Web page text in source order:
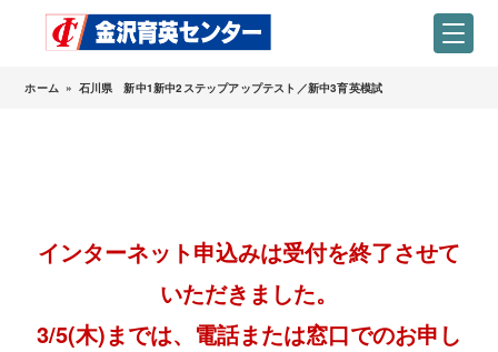
ホーム » 石川県 新中1新中2ステップアップテスト／新中3育英模試
インターネット申込みは受付を終了させて
いただきました。
3/5(木)までは、電話または窓口でのお申し